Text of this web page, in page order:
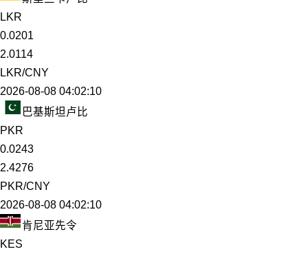
LKR
0.0201
2.0114
LKR/CNY
2026-08-08 04:02:10
巴基斯坦卢比
PKR
0.0243
2.4276
PKR/CNY
2026-08-08 04:02:10
肯尼亚先令
KES